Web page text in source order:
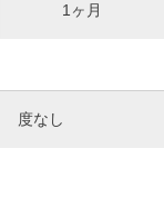
1ヶ月
度なし